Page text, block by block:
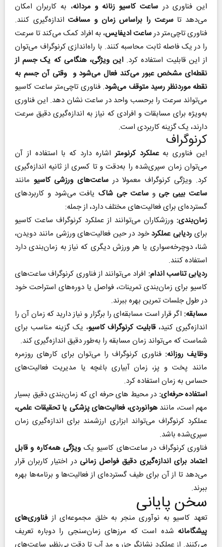
این فناوری در ساعت کاسیو زنانه و مردانه، به کاربران امکان
می‌دهد تاسرعت را براساس زمان و مسافتاندازه‌گیری کنند.
فناوری تاچی‌متر درساعت ادیفایس، به افراد کمک می‌کند تا سرعت
را در یک فاصله ثابت محاسبه کنند. با راه‌اندازی کرنوگراف می‌توان
از این قابلیت استفاده کرد. این ویژگی، هنگامی که یک جسم از
نقطه‌ای مشخص عبور می‌کند فعال می‌شود و وقتی آن جسم به
نقطه موردنظر رسید متوقف می‌شود. فناوری تاچی‌متر ساعت کاسیو
می‌تواند سرعت را برحسب واحد در ساعت نشان دهد. این فناوری
به‌ویژه برای مسابقات و افرادی که نیاز به اندازه‌گیری دقیق سرعت
دارند، یک گزینه کاربردی است.
کرنوگراف
این فناوری بهعملکرد کرنومتراشاره دارد که با استفاده از آن
می‌توان زمان سپری‌شده را به‌دقت و تا کسری از ثانیه اندازه‌گیری
کرد. ویژگی کرنوگراف معمولا درساعت‌های ورزشی کاسیو مانند
ساعت بیبی جی وساعت جی شاک یافت می‌شود و کاربردهای
گسترده‌ای برای فعالیت‌های مختلف دارد، از جمله:
زمان‌بندی: ورزشکاران می‌توانند از عملکرد کرنوگراف ساعت کاسیو
برای ردیابی عملکردخود در حین فعالیت‌های ورزشی مانند دویدن،
شنا، دوچرخه‌سواری یا هر ورزش دیگری که نیاز به زمان‌بندی دارد
استفاده کنند.
ردیابی تناسب اندام: افراد می‌توانند از فناوری کرنوگراف ساعت‌های
کاسیو برای زمان‌بندی تمرینات، فواصل یا دوره‌های استراحت خود
در طول جلسات تمرین بهره ببرند.
مسابقه: اگر قرار است مسابقه‌ای را برگزار و نیاز دارید که زمان آن را
اندازه‌گیری کنید، قابلیت کرنوگراف کاسیو، یک گزینه مناسب برای
شماست که می‌تواند زمان مسابقه را به‌طور دقیق اندازه‌گیری کند.
وظایف روزانه: فناوری کرنوگراف را می‌توان برای کارهای روزمره
مانند پخت‌ و پز، زمان آبیاری باغچه یا مدیریت فعالیت‌های
حساس به زمان استفاده کرد.
استفاده حرفه‌ای: در محیط های حرفه ای که زمان‌بندی دقیق بسیار
مهم است، مانندهوانوردی، فعالیت‌های پزشکی یا تحقیقات علمی،
عملکرد کرنوگراف می‌تواند ابزاری ارزشمند برای اندازه‌گیری زمان
سپری‌شده باشد.
فناوری کرنوگراف در ساعت‌های کاسیو یک ویژگی همه‌کاره و قابل
اعتماد برای اندازه‌گیری دقیق فواصل زمانی در اختیار کاربران قرار
می‌دهد تا از آن برای طیف گسترده‌ای از فعالیت‌ها و برنامه‌ها بهره
ببرند.
سخن پایانی
تعهد کاسیو به نوآوری منجر به خلق مجموعه‌ای از فناوری‌های
پیشگامانه شده است که مرزهای زمان‌سنجی را دوباره تعریف